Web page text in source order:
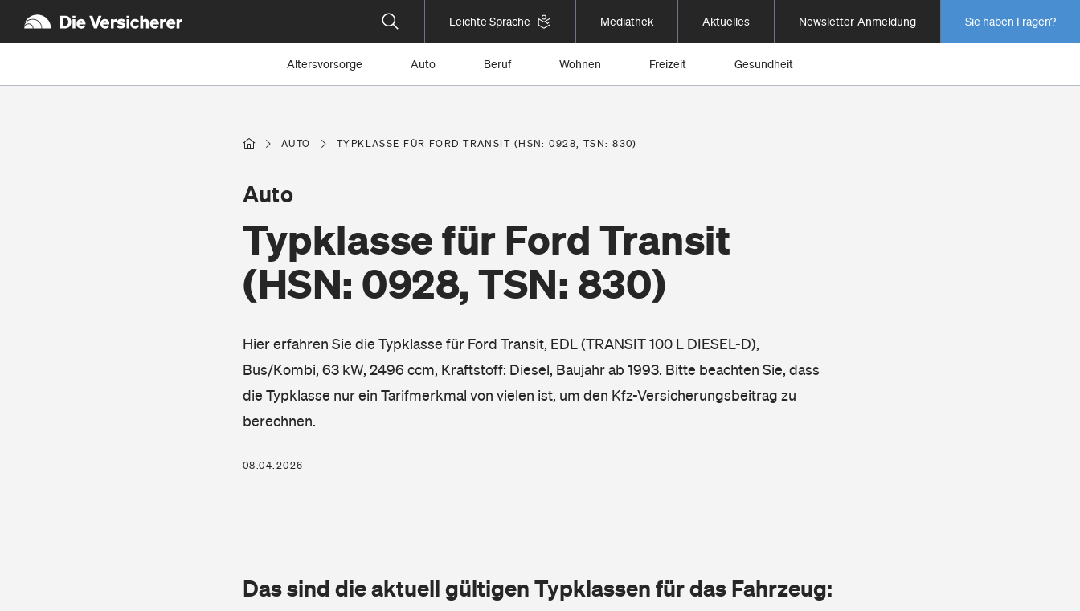
Leichte Sprache Mediathek Aktuelles Newsletter-Anmeldung Sie haben Fragen?
Altersvorsorge Auto Beruf Wohnen Freizeit Gesundheit
AUTO TYPKLASSE FÜR FORD TRANSIT (HSN: 0928, TSN: 830)
Typklasse für Ford Transit
(HSN: 0928, TSN: 830)
Auto
Hier erfahren Sie die Typklasse für Ford Transit, EDL (TRANSIT 100 L DIESEL-D),
Bus/Kombi, 63 kW, 2496 ccm, Kraftstoff: Diesel, Baujahr ab 1993. Bitte beachten Sie, dass
die Typklasse nur ein Tarifmerkmal von vielen ist, um den Kfz-Versicherungsbeitrag zu
berechnen.
08.04.2026
Das sind die aktuell gültigen Typklassen für das Fahrzeug: